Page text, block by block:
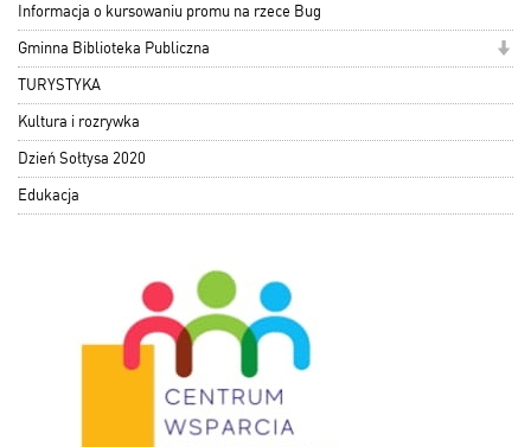
Informacja o kursowaniu promu na rzece Bug
Gminna Biblioteka Publiczna
TURYSTYKA
Kultura i rozrywka
Dzień Sołtysa 2020
Edukacja